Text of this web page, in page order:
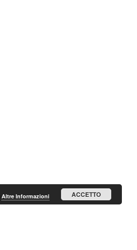
Altre Informazioni ACCETTO